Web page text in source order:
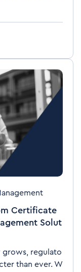
Certificate
Solut
grows, regulato
than ever. W